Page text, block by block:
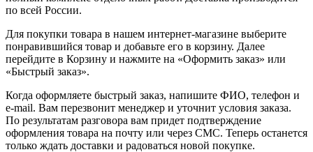
по всей России.
Для покупки товара в нашем интернет-магазине выберите
понравившийся товар и добавьте его в корзину. Далее
перейдите в Корзину и нажмите на «Оформить заказ» или
«Быстрый заказ».
Когда оформляете быстрый заказ, напишите ФИО, телефон и
e-mail. Вам перезвонит менеджер и уточнит условия заказа.
По результатам разговора вам придет подтверждение
оформления товара на почту или через СМС. Теперь останется
только ждать доставки и радоваться новой покупке.